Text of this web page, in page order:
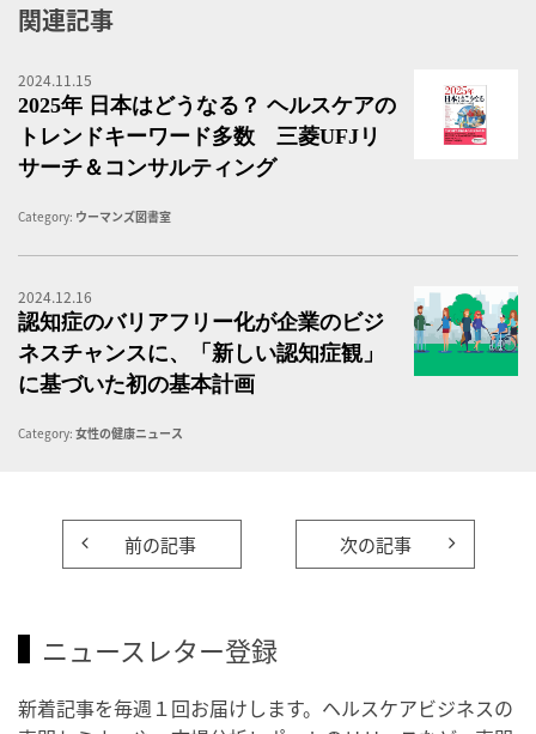
関連記事
2024.11.15
2025年 日本はどうなる？ ヘルスケアの
トレンドキーワード多数 三菱UFJリ
サーチ＆コンサルティング
Category: ウーマンズ図書室
2024.12.16
認知症のバリアフリー化が企業のビジ
ネスチャンスに、「新しい認知症観」
に基づいた初の基本計画
Category: 女性の健康ニュース
前の記事 次の記事
ニュースレター登録
新着記事を毎週１回お届けします。ヘルスケアビジネスの